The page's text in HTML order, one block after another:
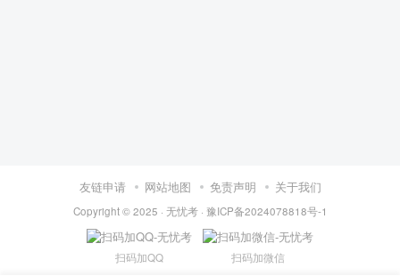
友链申请 网站地图 免责声明 关于我们
Copyright © 2025 · 无忧考· 豫ICP备2024078818号-1
扫码加QQ 扫码加微信